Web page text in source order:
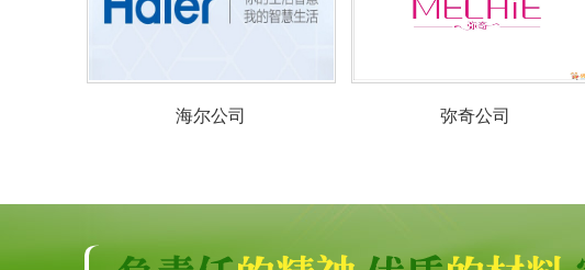
弥奇公司 美的公司